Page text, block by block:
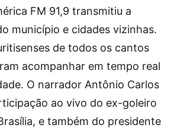
FM 91,9 transmitiu a
município e cidades vizinhas.
de todos os cantos
acompanhar em tempo real
O narrador Antônio Carlos
ao vivo do ex-goleiro
e também do presidente